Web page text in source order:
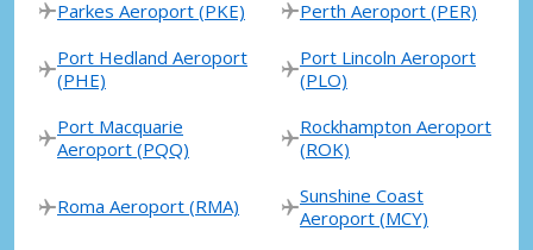
Parkes Aeroport (PKE)
Perth Aeroport (PER)
Port Hedland Aeroport
(PHE)
Port Lincoln Aeroport
(PLO)
Port Macquarie
Aeroport (PQQ)
Rockhampton Aeroport
(ROK)
Roma Aeroport (RMA)
Sunshine Coast
Aeroport (MCY)